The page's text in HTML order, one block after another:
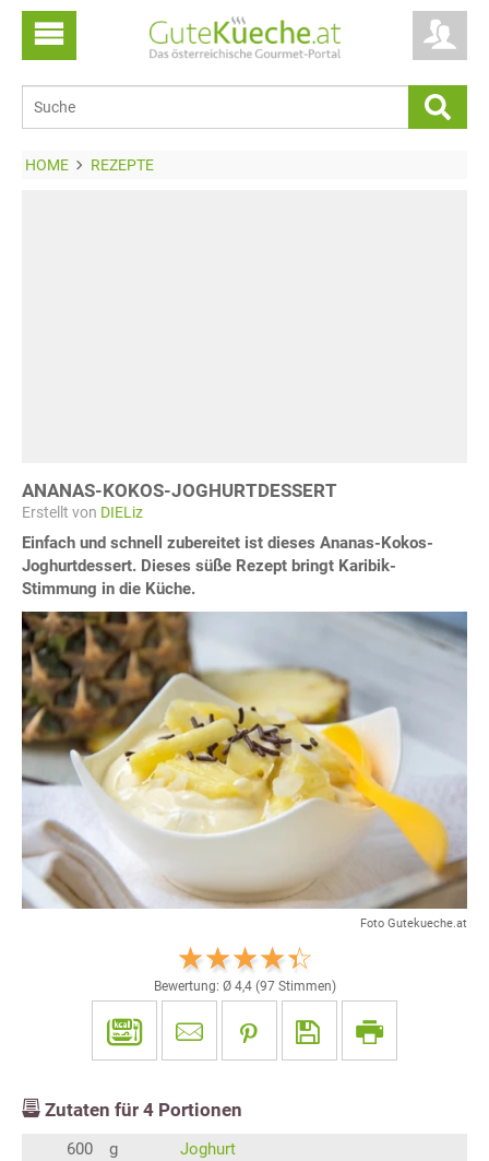
HOME REZEPTE
ANANAS-KOKOS-JOGHURTDESSERT
Erstellt von DIELiz
Einfach und schnell zubereitet ist dieses Ananas-Kokos-
Joghurtdessert. Dieses süße Rezept bringt Karibik-
Stimmung in die Küche.
Foto Gutekueche.at
Bewertung: Ø 4,4(97Stimmen)
Zutaten für 4 Portionen
600 g
Joghurt